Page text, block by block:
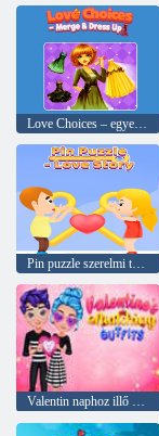
Valentin naphoz illő ruhák